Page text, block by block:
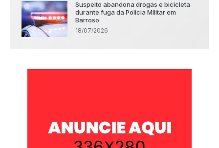
Suspeito abandona drogas e bicicleta
durante fuga da Polícia Militar em
Barroso
18/07/2026